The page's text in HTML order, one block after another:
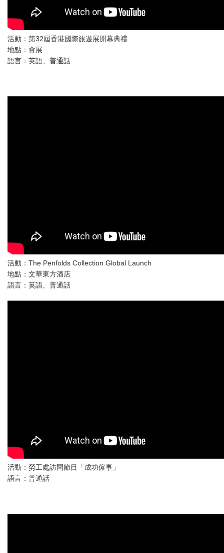
活動：第32屆香港國際旅遊展開幕典禮
地點：會展
語言：英語、普通話‬
活動：The Penfolds Collection Global Launch
地點：文華東方酒店
語言：英語、普通話‬
活動：勞工處訪問節目「成功僱事」
語言：普通話